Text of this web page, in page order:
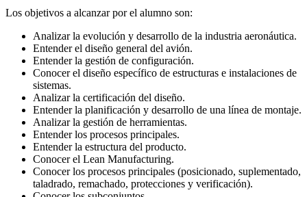
Los objetivos a alcanzar por el alumno son:
Analizar la evolución y desarrollo de la industria aeronáutica.
Entender el diseño general del avión.
Entender la gestión de configuración.
Conocer el diseño específico de estructuras e instalaciones de
sistemas.
Analizar la certificación del diseño.
Entender la planificación y desarrollo de una línea de montaje.
Analizar la gestión de herramientas.
Entender los procesos principales.
Entender la estructura del producto.
Conocer el Lean Manufacturing.
Conocer los procesos principales (posicionado, suplementado,
taladrado, remachado, protecciones y verificación).